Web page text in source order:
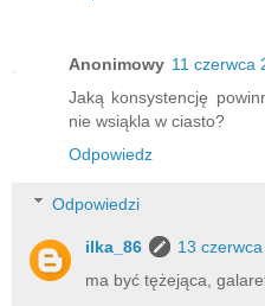
Anonimowy 11 czerwca
Jaką konsystencję
nie wsiąkla w ciasto?
Odpowiedz
Odpowiedzi
ilka_86
13
ma być tężejąca,